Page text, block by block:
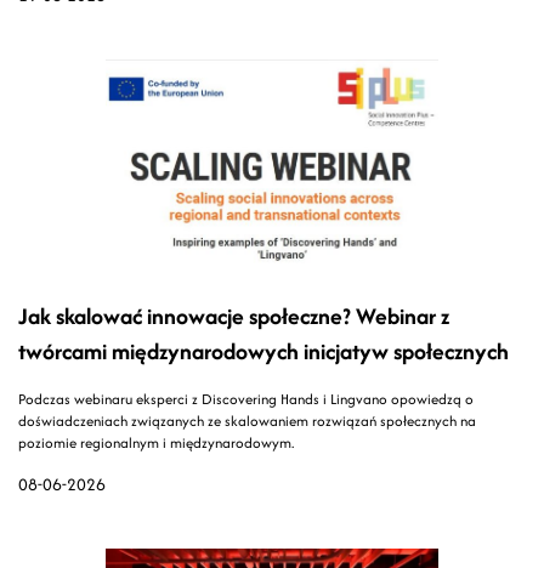
08-06-2026
Jak skalować innowacje społeczne? Webinar z
twórcami międzynarodowych inicjatyw społecznych
Podczas webinaru eksperci z Discovering Hands i Lingvano opowiedzą o
doświadczeniach związanych ze skalowaniem rozwiązań społecznych na
poziomie regionalnym i międzynarodowym.